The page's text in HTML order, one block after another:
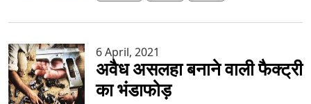
6 April, 2021
अवैध असलहा बनाने वाली फैक्ट्री
का भंडाफोड़